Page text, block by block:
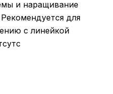
и наращивание
для
с линейкой